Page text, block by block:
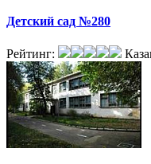
Детский сад №280
Рейтинг: